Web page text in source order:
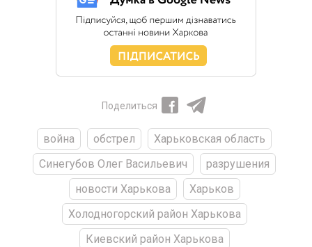
Поделиться
война обстрел
Харьковская область
Синегубов Олег Васильевич
разрушения
новости Харькова
Харьков
Холодногорский район Харькова
Киевский район Харькова